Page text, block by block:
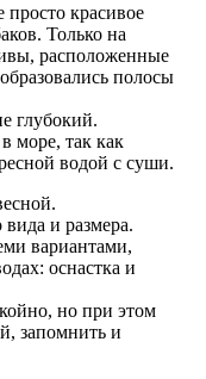
красивое
Только на
расположенные
полосы
глубокий.
море, так как
водой с суши.
и размера.
вариантами,
оснастка и
но при этом
запомнить и